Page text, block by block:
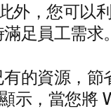
外，您可以
足員工需求。
有的資源，
示，當您將